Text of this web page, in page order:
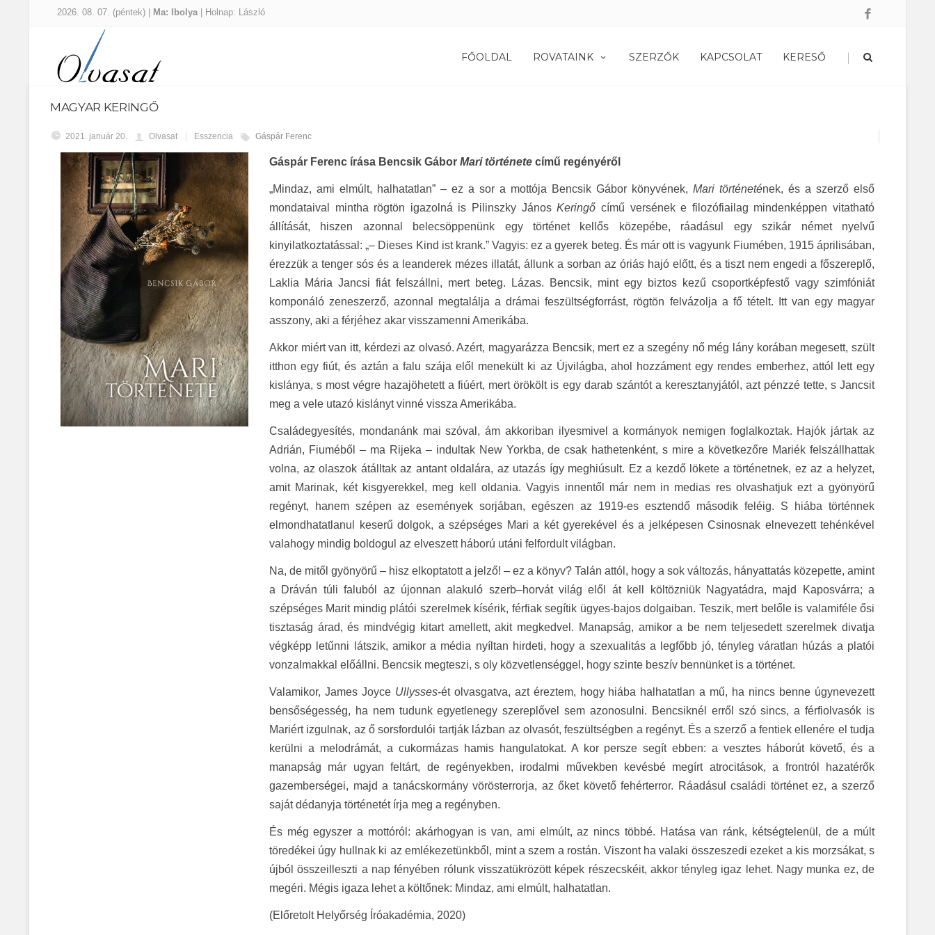
2026. 08. 07. (péntek) | Ma: Ibolya | Holnap: László
FŐOLDAL ROVATAINK SZERZŐK KAPCSOLAT KERESŐ |
MAGYAR KERINGŐ
2021. január 20. Olvasat Esszencia Gáspár Ferenc
Gáspár Ferenc írása Bencsik Gábor Mari története című regényéről
„Mindaz, ami elmúlt, halhatatlan” – ez a sor a mottója Bencsik Gábor könyvének, Mari történetének, és a szerző első
mondataival mintha rögtön igazolná is Pilinszky JánosKeringő című versének e filozófiailag mindenképpen vitatható
állítását, hiszen azonnal belecsöppenünk egy történet kellős közepébe, ráadásul egy szikár német nyelvű
kinyilatkoztatással: „– Dieses Kind ist krank.” Vagyis: ez a gyerek beteg. És már ott is vagyunk Fiumében, 1915 áprilisában,
érezzük a tenger sós és a leanderek mézes illatát, állunk a sorban az óriás hajó előtt, és a tiszt nem engedi a főszereplő,
Laklia Mária Jancsi fiát felszállni, mert beteg. Lázas. Bencsik, mint egy biztos kezű csoportképfestő vagy szimfóniát
komponáló zeneszerző, azonnal megtalálja a drámai feszültségforrást, rögtön felvázolja a fő tételt. Itt van egy magyar
asszony, aki a férjéhez akar visszamenni Amerikába.
Akkor miért van itt, kérdezi az olvasó. Azért, magyarázza Bencsik, mert ez a szegény nő még lány korában megesett, szült
itthon egy fiút, és aztán a falu szája elől menekült ki az Újvilágba, ahol hozzáment egy rendes emberhez, attól lett egy
kislánya, s most végre hazajöhetett a fiúért, mert örökölt is egy darab szántót a keresztanyjától, azt pénzzé tette, s Jancsit
meg a vele utazó kislányt vinné vissza Amerikába.
Családegyesítés, mondanánk mai szóval, ám akkoriban ilyesmivel a kormányok nemigen foglalkoztak. Hajók jártak az
Adrián, Fiuméből – ma Rijeka – indultak New Yorkba, de csak hathetenként, s mire a következőre Mariék felszállhattak
volna, az olaszok átálltak az antant oldalára, az utazás így meghiúsult. Ez a kezdő lökete a történetnek, ez az a helyzet,
amit Marinak, két kisgyerekkel, meg kell oldania. Vagyis innentől már nem in medias res olvashatjuk ezt a gyönyörű
regényt, hanem szépen az események sorjában, egészen az 1919-es esztendő második feléig. S hiába történnek
elmondhatatlanul keserű dolgok, a szépséges Mari a két gyerekével és a jelképesen Csinosnak elnevezett tehénkével
valahogy mindig boldogul az elveszett háború utáni felfordult világban.
Na, de mitől gyönyörű – hisz elkoptatott a jelző! – ez a könyv? Talán attól, hogy a sok változás, hányattatás közepette, amint
a Dráván túli faluból az újonnan alakuló szerb–horvát világ elől át kell költözniük Nagyatádra, majd Kaposvárra; a
szépséges Marit mindig plátói szerelmek kísérik, férfiak segítik ügyes-bajos dolgaiban. Teszik, mert belőle is valamiféle ősi
tisztaság árad, és mindvégig kitart amellett, akit megkedvel. Manapság, amikor a be nem teljesedett szerelmek divatja
végképp letűnni látszik, amikor a média nyíltan hirdeti, hogy a szexualitás a legfőbb jó, tényleg váratlan húzás a platói
vonzalmakkal előállni. Bencsik megteszi, s oly közvetlenséggel, hogy szinte beszív bennünket is a történet.
Valamikor, James Joyce Ullysses-ét olvasgatva, azt éreztem, hogy hiába halhatatlan a mű, ha nincs benne úgynevezett
bensőségesség, ha nem tudunk egyetlenegy szereplővel sem azonosulni. Bencsiknél erről szó sincs, a férfiolvasók is
Mariért izgulnak, az ő sorsfordulói tartják lázban az olvasót, feszültségben a regényt. És a szerző a fentiek ellenére el tudja
kerülni a melodrámát, a cukormázas hamis hangulatokat. A kor persze segít ebben: a vesztes háborút követő, és a
manapság már ugyan feltárt, de regényekben, irodalmi művekben kevésbé megírt atrocitások, a frontról hazatérők
gazemberségei, majd a tanácskormány vörösterrorja, az őket követő fehérterror. Ráadásul családi történet ez, a szerző
saját dédanyja történetét írja meg a regényben.
És még egyszer a mottóról: akárhogyan is van, ami elmúlt, az nincs többé. Hatása van ránk, kétségtelenül, de a múlt
töredékei úgy hullnak ki az emlékezetünkből, mint a szem a rostán. Viszont ha valaki összeszedi ezeket a kis morzsákat, s
újból összeilleszti a nap fényében rólunk visszatükrözött képek részecskéit, akkor tényleg igaz lehet. Nagy munka ez, de
megéri. Mégis igaza lehet a költőnek: Mindaz, ami elmúlt, halhatatlan.
(Előretolt Helyőrség Íróakadémia, 2020)